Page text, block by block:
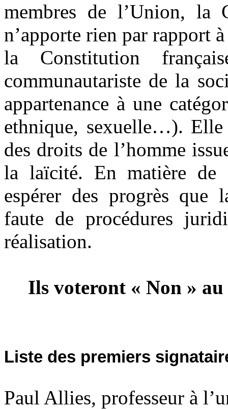
membres de l’Union, la
n’apporte rien par rapport
la Constitution
communautariste de la
appartenance à une
ethnique, sexuelle…). Elle
des droits de l’homme
la laïcité. En matière de
espérer des progrès que
faute de procédures
réalisation.
Ils voteront « Non »
Liste des premiers
Paul Allies, professeur à